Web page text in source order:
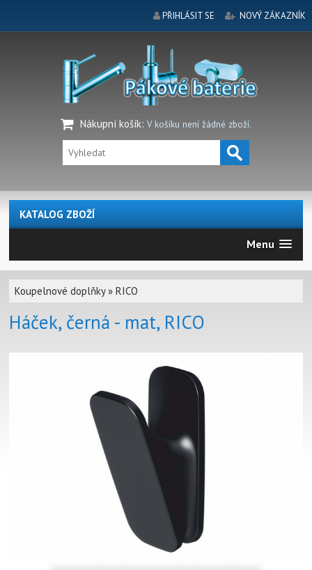
PŘIHLÁSIT SE NOVÝ ZÁKAZNÍK
Nákupní košík: V košíku není žádné zboží.
KATALOG ZBOŽÍ
Menu
Koupelnové doplňky»RICO
Háček, černá - mat, RICO